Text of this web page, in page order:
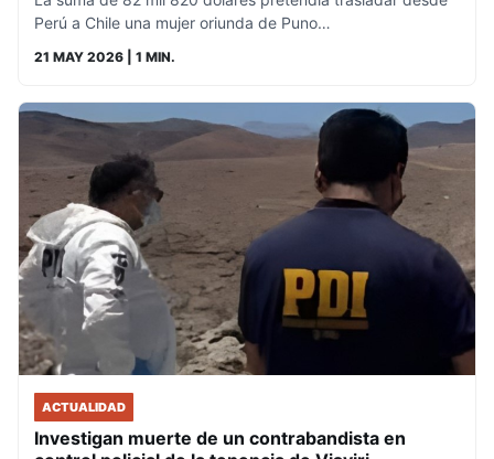
Perú a Chile una mujer oriunda de Puno…
21 MAY 2026 | 1 MIN.
ACTUALIDAD
Investigan muerte de un contrabandista en